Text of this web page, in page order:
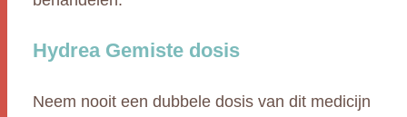
Hydrea Gemiste dosis
Neem nooit een dubbele dosis van dit medicijn